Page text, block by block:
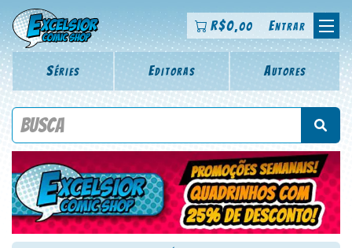
R$0,00 Entrar
Séries Editoras Autores
Procure por título da revista, personagem, série, escritor,